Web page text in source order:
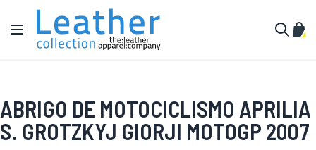
Ir al contenido
Toggle Nav
Mi
ABRIGO DE MOTOCICLISMO APRILIA
S. GROTZKYJ GIORJI MOTOGP 2007